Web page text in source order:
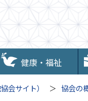
健康・福祉
会サイト） 協会の